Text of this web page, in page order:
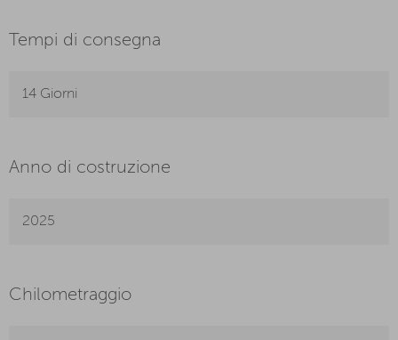
Tempi di consegna
14 Giorni
Anno di costruzione
2025
Chilometraggio